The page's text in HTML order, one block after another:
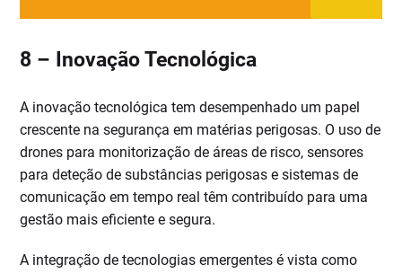
8 – Inovação Tecnológica
A inovação tecnológica tem desempenhado um papel
crescente na segurança em matérias perigosas. O uso de
drones para monitorização de áreas de risco, sensores
para deteção de substâncias perigosas e sistemas de
comunicação em tempo real têm contribuído para uma
gestão mais eficiente e segura.
A integração de tecnologias emergentes é vista como